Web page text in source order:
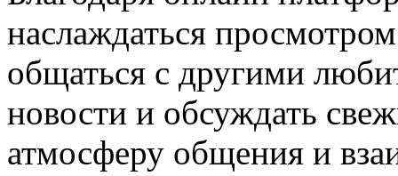
наслаждаться
общаться с другими
новости и обсуждать
атмосферу общения и